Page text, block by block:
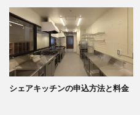
シェアキッチンの申込方法と料金